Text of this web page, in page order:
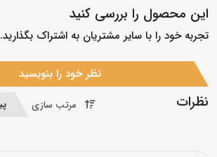
این محصول را بررسی کنید
تجربه خود را با سایر مشتریان به اشتراک بگذارید.
نظر خود را بنویسید
نظرات مرتب سازی